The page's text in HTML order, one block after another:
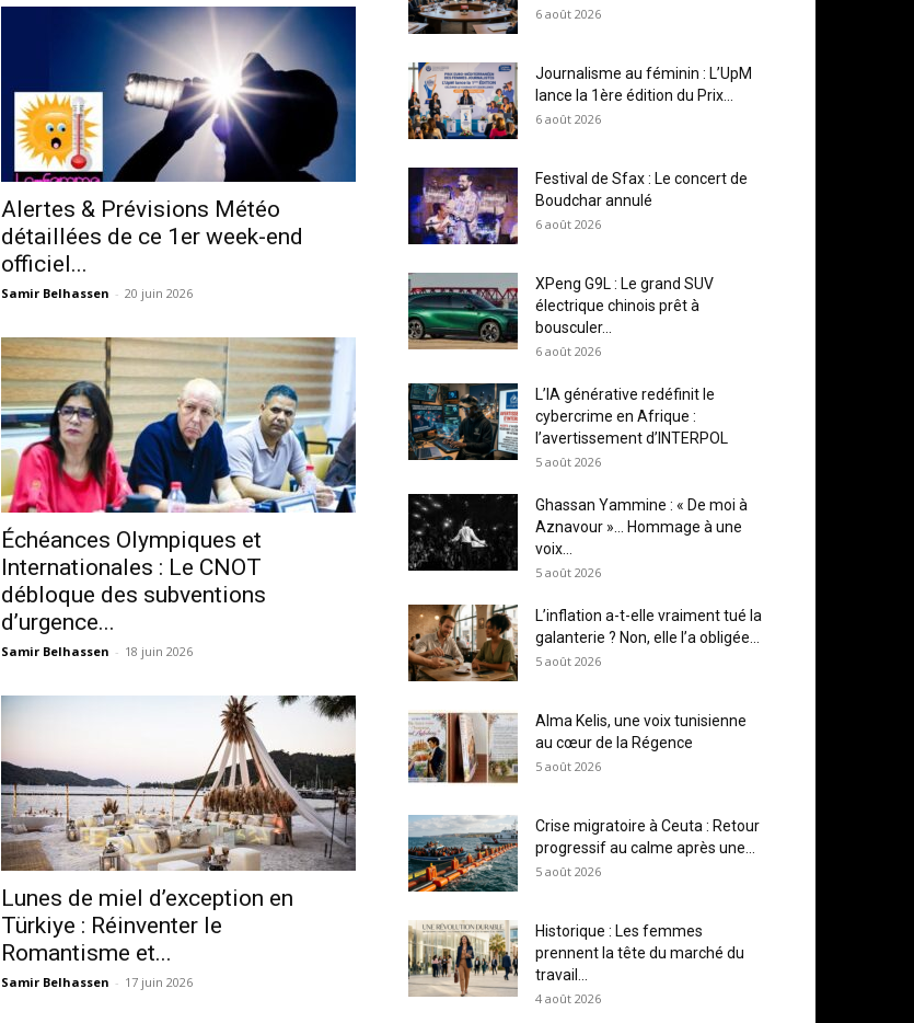
Alertes & Prévisions Météo
détaillées de ce 1er week-end
officiel...
Samir Belhassen - 20 juin 2026
Échéances Olympiques et
Internationales : Le CNOT
débloque des subventions
d’urgence...
Samir Belhassen - 18 juin 2026
Lunes de miel d’exception en
Türkiye : Réinventer le
Romantisme et...
Samir Belhassen - 17 juin 2026
6 août 2026
Journalisme au féminin : L’UpM
lance la 1ère édition du Prix...
6 août 2026
Festival de Sfax : Le concert de
Boudchar annulé
6 août 2026
XPeng G9L : Le grand SUV
électrique chinois prêt à
bousculer...
6 août 2026
L’IA générative redéfinit le
cybercrime en Afrique :
l’avertissement d’INTERPOL
5 août 2026
Ghassan Yammine : « De moi à
Aznavour »… Hommage à une
voix...
5 août 2026
L’inflation a-t-elle vraiment tué la
galanterie ? Non, elle l’a obligée...
5 août 2026
Alma Kelis, une voix tunisienne
au cœur de la Régence
5 août 2026
Crise migratoire à Ceuta : Retour
progressif au calme après une...
5 août 2026
Historique : Les femmes
prennent la tête du marché du
travail...
4 août 2026